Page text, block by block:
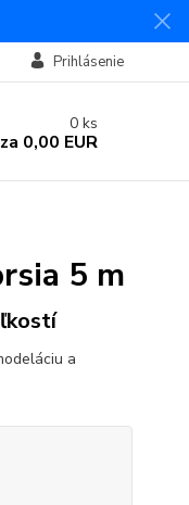
Prihlásenie
0 ks
za 0,00 EUR
5 m
a